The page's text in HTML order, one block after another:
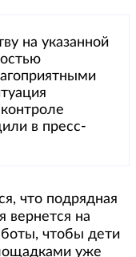
на указанной
в пресс-
что подрядная
вернется на
чтобы дети
уже